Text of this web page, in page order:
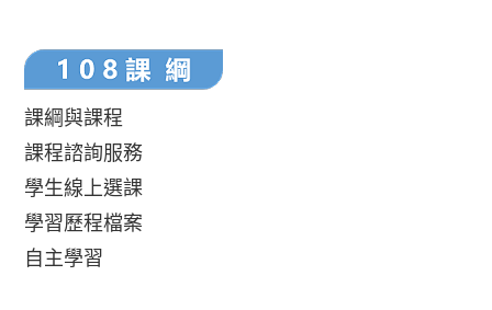
課綱與課程
課程諮詢服務
學生線上選課
學習歷程檔案
自主學習